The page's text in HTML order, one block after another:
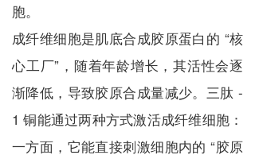
胞。
成纤维细胞是肌底合成胶原蛋白的 “核
心工厂”，随着年龄增长，其活性会逐
渐降低，导致胶原合成量减少。三肽 -
1 铜能通过两种方式激活成纤维细胞：
一方面，它能直接刺激细胞内的 “胶原